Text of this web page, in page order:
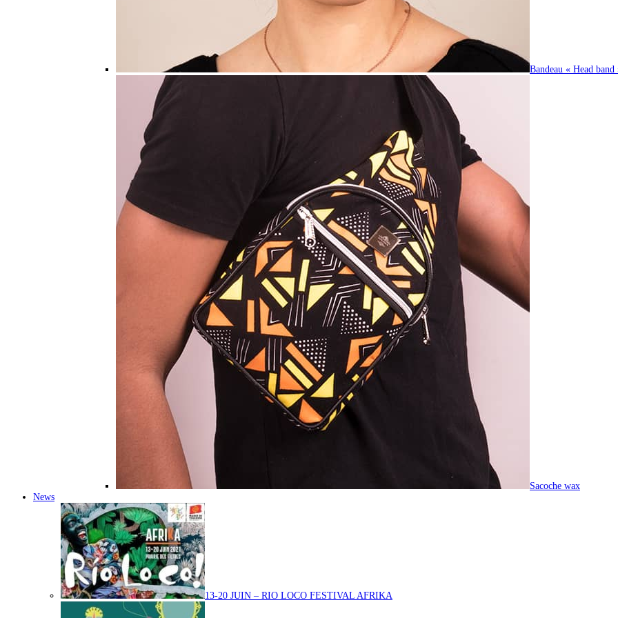
Bandeau « Head band
Sacoche wax
News
13-20 JUIN – RIO LOCO FESTIVAL AFRIKA